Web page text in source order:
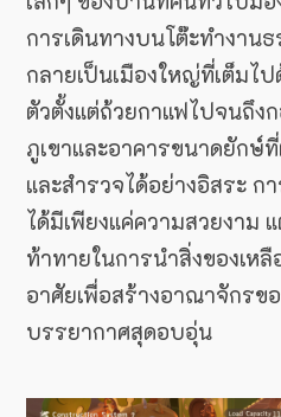
การเดินทางบนโต๊ะทำงาน
กลายเป็นเมืองใหญ่ที่เต็มไ
ตัวตั้งแต่ถ้วยกาแฟไปจนถึง
ภูเขาและอาคารขนาดยักษ์
และสำรวจได้อย่างอิสระ
ได้มีเพียงแค่ความสวยงาม
ท้าทายในการนำสิ่งของเห
อาศัยเพื่อสร้างอาณาจักรข
บรรยากาศสุดอบอุ่น